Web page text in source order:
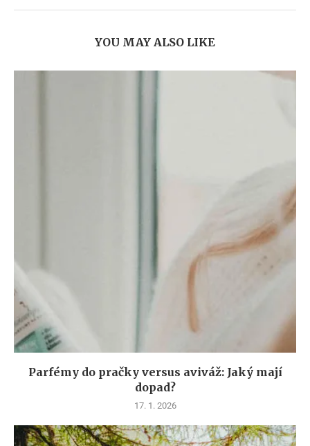
YOU MAY ALSO LIKE
Parfémy do pračky versus aviváž: Jaký mají
dopad?
17. 1. 2026